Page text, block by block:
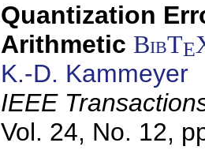
Quantization
Arithmetic BibTE
K.-D. Kammeyer
IEEE
Vol. 24, No. 12,